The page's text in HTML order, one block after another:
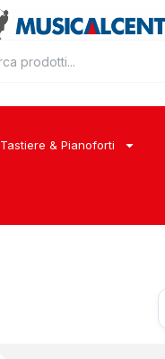
Tastiere & Pianoforti